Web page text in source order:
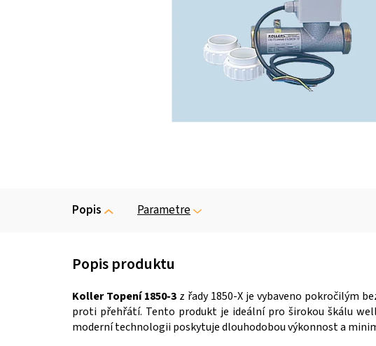
Popis Parametre
Koller Topení 1850-3 z řady 1850-X je vybaveno pokročilým
proti přehřátí. Tento produkt je ideální pro širokou škálu
moderní technologii poskytuje dlouhodobou výkonnost a